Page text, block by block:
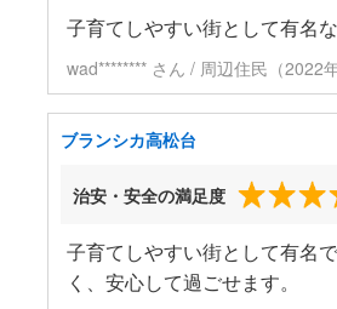
子育てしやすい街として有名
wad******** さん / 周辺住民（2022
ブランシカ高松台
治安・安全の満足度
子育てしやすい街として有名
く、安心して過ごせます。